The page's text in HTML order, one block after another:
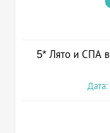
5* Лято и СПА в